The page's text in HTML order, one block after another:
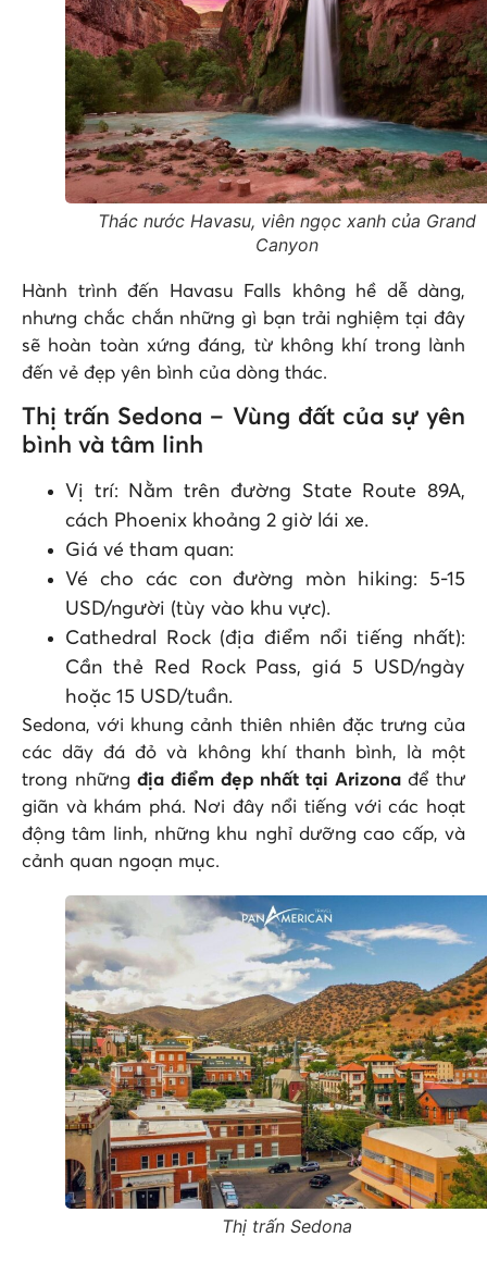
Thác nước Havasu, viên ngọc xanh của Grand
Canyon
Hành trình đến Havasu Falls không hề dễ dàng,
nhưng chắc chắn những gì bạn trải nghiệm tại đây
sẽ hoàn toàn xứng đáng, từ không khí trong lành
đến vẻ đẹp yên bình của dòng thác.
Thị trấn Sedona – Vùng đất của sự yên
bình và tâm linh
Vị trí: Nằm trên đường State Route 89A,
cách Phoenix khoảng 2 giờ lái xe.
Giá vé tham quan:
Vé cho các con đường mòn hiking: 5-15
USD/người (tùy vào khu vực).
Cathedral Rock (địa điểm nổi tiếng nhất):
Cần thẻ Red Rock Pass, giá 5 USD/ngày
hoặc 15 USD/tuần.
Sedona, với khung cảnh thiên nhiên đặc trưng của
các dãy đá đỏ và không khí thanh bình, là một
trong nhữngđịa điểm đẹp nhất tại Arizonađể thư
giãn và khám phá. Nơi đây nổi tiếng với các hoạt
động tâm linh, những khu nghỉ dưỡng cao cấp, và
cảnh quan ngoạn mục.
Thị trấn Sedona